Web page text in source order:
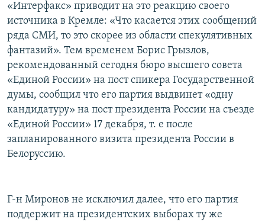
«Интерфакс» приводит на это реакцию своего
источника в Кремле: «Что касается этих сообщений
ряда СМИ, то это скорее из области спекулятивных
фантазий». Тем временем Борис Грызлов,
рекомендованный сегодня бюро высшего совета
«Единой России» на пост спикера Государственной
думы, сообщил что его партия выдвинет «одну
кандидатуру» на пост президента России на съезде
«Единой России» 17 декабря, т. е после
запланированного визита президента России в
Белоруссию.
Г-н Миронов не исключил далее, что его партия
поддержит на президентских выборах ту же